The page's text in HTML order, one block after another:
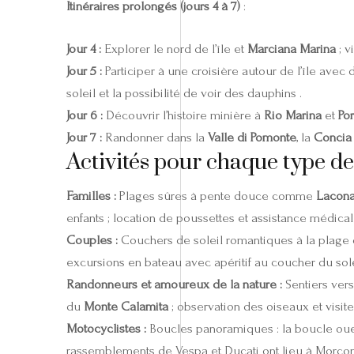
Itinéraires prolongés (jours 4 à 7) :
Jour 4 : Explorer le nord de l’île et Marciana Marina;
Jour 5 : Participer à une croisière autour de l’île
soleil et la possibilité de voir des dauphins .
Jour 6 : Découvrir l’histoire minière à Rio Marinaet
Jour 7 : Randonner dans la Valle di Pomonte, la Concia
Activités pour chaque type
Familles : Plages sûres à pente douce comme
enfants ; location de poussettes et assistance
Couples : Couchers de soleil romantiques à la plage
excursions en bateau avec apéritif au coucher du
Randonneurs et amoureux de la nature : Sentiers
du Monte Calamita; observation des oiseaux et
Motocyclistes : Boucles panoramiques : la boucle
rassemblements de Vespa et Ducati ont lieu à